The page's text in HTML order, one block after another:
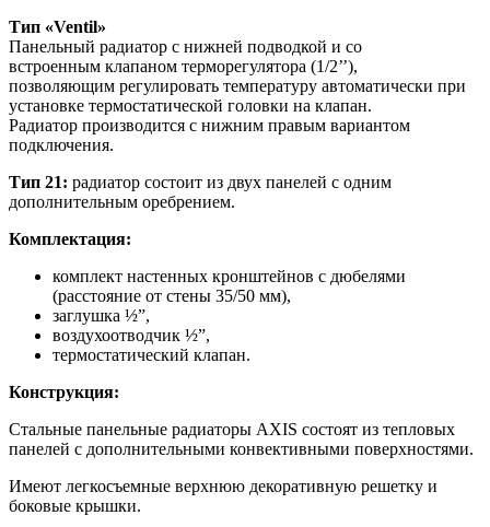
Тип «Ventil»
Панельный радиатор с нижней подводкой и со
встроенным клапаном терморегулятора (1/2’’),
позволяющим регулировать температуру автоматически при
установке термостатической головки на клапан.
Радиатор производится с нижним правым вариантом
подключения.
Тип 21: радиатор состоит из двух панелей с одним
дополнительным оребрением.
Комплектация:
комплект настенных кронштейнов с дюбелями
(расстояние от стены 35/50 мм),
заглушка ½”,
воздухоотводчик ½”,
термостатический клапан.
Конструкция:
Стальные панельные радиаторы AXIS состоят из тепловых
панелей с дополнительными конвективными поверхностями.
Имеют легкосъемные верхнюю декоративную решетку и
боковые крышки.